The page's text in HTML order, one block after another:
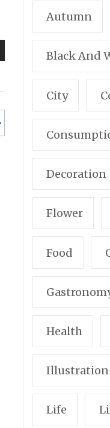
Autumn
Black And
City
Decoration
Flower
Food
Health
Illustration
Life